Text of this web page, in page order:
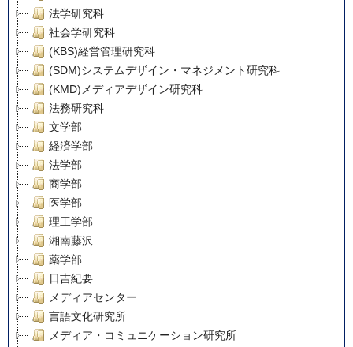
法学研究科
社会学研究科
(KBS)経営管理研究科
(SDM)システムデザイン・マネジメント研究科
(KMD)メディアデザイン研究科
法務研究科
文学部
経済学部
法学部
商学部
医学部
理工学部
湘南藤沢
薬学部
日吉紀要
メディアセンター
言語文化研究所
メディア・コミュニケーション研究所